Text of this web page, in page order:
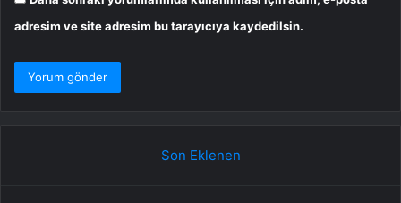
adresim ve site adresim bu tarayıcıya kaydedilsin.
Son Eklenen